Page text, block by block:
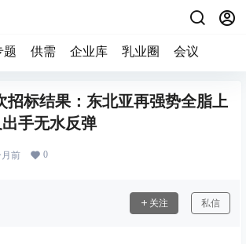
题 供需 企业库 乳业圈 会议
招标结果：东北亚再强势全脂上
手无水反弹
月前 0
关注 私信